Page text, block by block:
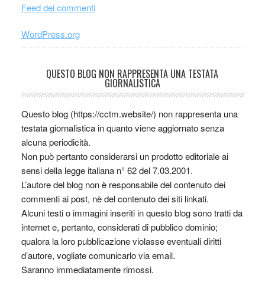
Feed dei commenti
WordPress.org
QUESTO BLOG NON RAPPRESENTA UNA TESTATA
GIORNALISTICA
Questo blog (https://cctm.website/) non rappresenta una
testata giornalistica in quanto viene aggiornato senza
alcuna periodicità.
Non può pertanto considerarsi un prodotto editoriale ai
sensi della legge italiana n° 62 del 7.03.2001.
L’autore del blog non è responsabile del contenuto dei
commenti ai post, nè del contenuto dei siti linkati.
Alcuni testi o immagini inseriti in questo blog sono tratti da
internet e, pertanto, considerati di pubblico dominio;
qualora la loro pubblicazione violasse eventuali diritti
d’autore, vogliate comunicarlo via email.
Saranno immediatamente rimossi.